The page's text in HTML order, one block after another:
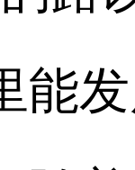
能